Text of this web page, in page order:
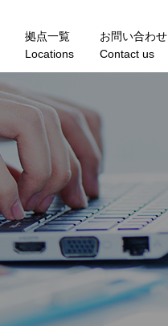
拠点一覧
Locations
お問い合わせ
Contact us